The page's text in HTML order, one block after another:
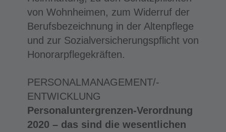
von Wohnheimen, zum Widerruf der
Berufsbezeichnung in der Altenpflege
und zur Sozialversicherungspflicht von
Honorarpflegekräften.
PERSONALMANAGEMENT/-
ENTWICKLUNG
Personaluntergrenzen-Verordnung
2020 – das sind die wesentlichen